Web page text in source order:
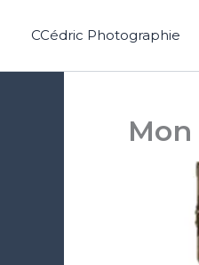
CCédric Photographie